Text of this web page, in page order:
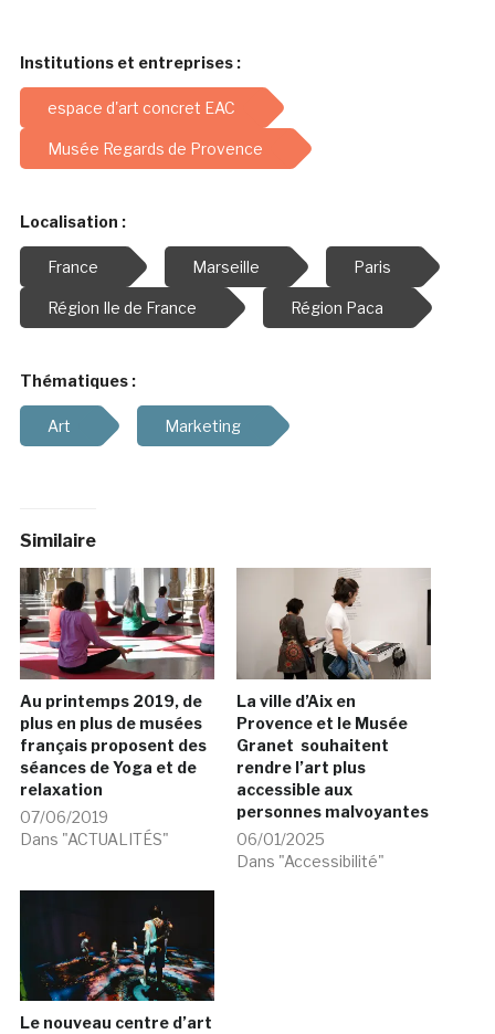
Institutions et entreprises :
espace d'art concret EAC
Musée Regards de Provence
Localisation :
France Marseille Paris
Région Ile de France Région Paca
Thématiques :
Art Marketing
Similaire
Au printemps 2019, de
plus en plus de musées
français proposent des
séances de Yoga et de
relaxation
07/06/2019
Dans "ACTUALITÉS"
La ville d’Aix en
Provence et le Musée
Granet souhaitent
rendre l’art plus
accessible aux
personnes malvoyantes
06/01/2025
Dans "Accessibilité"
Le nouveau centre d’art